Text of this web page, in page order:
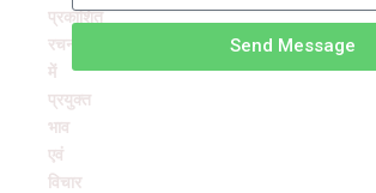
प्रकाशित
रचनाओं
में
प्रयुक्त
भाव
एवं
विचार
Send Message